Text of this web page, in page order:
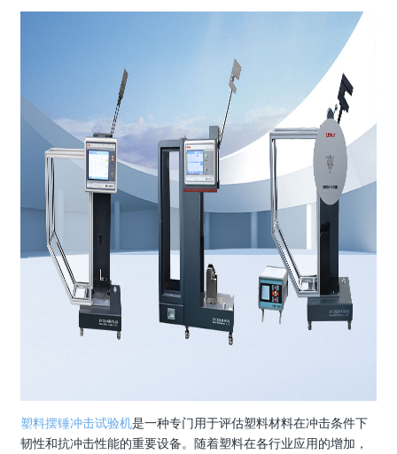
塑料摆锤冲击试验机是一种专门用于评估塑料材料在冲击条件下
韧性和抗冲击性能的重要设备。随着塑料在各行业应用的增加，